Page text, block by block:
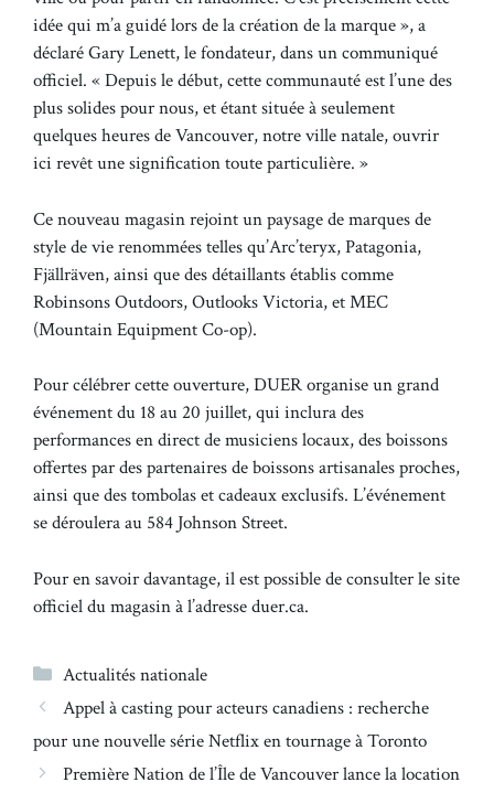
idée qui m’a guidé lors de la création de la marque », a
déclaré Gary Lenett, le fondateur, dans un communiqué
officiel. « Depuis le début, cette communauté est l’une des
plus solides pour nous, et étant située à seulement
quelques heures de Vancouver, notre ville natale, ouvrir
ici revêt une signification toute particulière. »
Ce nouveau magasin rejoint un paysage de marques de
style de vie renommées telles qu’Arc’teryx, Patagonia,
Fjällräven, ainsi que des détaillants établis comme
Robinsons Outdoors, Outlooks Victoria, et MEC
(Mountain Equipment Co-op).
Pour célébrer cette ouverture, DUER organise un grand
événement du 18 au 20 juillet, qui inclura des
performances en direct de musiciens locaux, des boissons
offertes par des partenaires de boissons artisanales proches,
ainsi que des tombolas et cadeaux exclusifs. L’événement
se déroulera au 584 Johnson Street.
Pour en savoir davantage, il est possible de consulter le site
officiel du magasin à l’adresse duer.ca.
Catégories
Actualités nationale
Appel à casting pour acteurs canadiens : recherche
pour une nouvelle série Netflix en tournage à Toronto
Première Nation de l’Île de Vancouver lance la location